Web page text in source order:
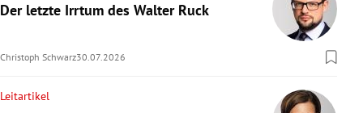
Der letzte Irrtum des Walter Ruck
Christoph Schwarz30.07.2026
Leitartikel